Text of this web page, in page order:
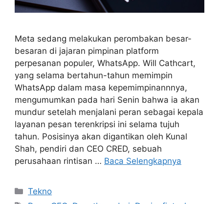
Meta sedang melakukan perombakan besar-
besaran di jajaran pimpinan platform
perpesanan populer, WhatsApp. Will Cathcart,
yang selama bertahun-tahun memimpin
WhatsApp dalam masa kepemimpinannnya,
mengumumkan pada hari Senin bahwa ia akan
mundur setelah menjalani peran sebagai kepala
layanan pesan terenkripsi ini selama tujuh
tahun. Posisinya akan digantikan oleh Kunal
Shah, pendiri dan CEO CRED, sebuah
perusahaan rintisan … Baca Selengkapnya
Kategori
Tekno